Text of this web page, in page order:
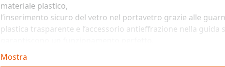
materiale plastico,
l’inserimento sicuro del vetro nel portavetro grazie alle
plastica trasparente e l’accessorio antieffrazione nella guida
leggero e silenzioso delle ante in vetro scorrevoli.
Mostra